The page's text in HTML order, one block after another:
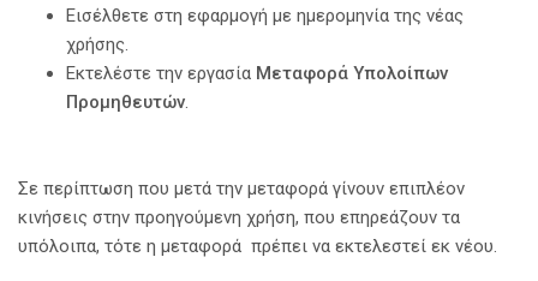
Εισέλθετε στη εφαρμογή με ημερομηνία της νέας
χρήσης.
Εκτελέστε την εργασία Μεταφορά Υπολοίπων
Προμηθευτών.
Σε περίπτωση που μετά την μεταφορά γίνουν επιπλέον
κινήσεις στην προηγούμενη χρήση, που επηρεάζουν τα
υπόλοιπα, τότε η μεταφορά πρέπει να εκτελεστεί εκ νέου.